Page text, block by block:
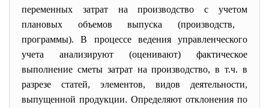
переменных затрат напроизводство сучетом
плановых объемов выпуска (производств,
программы). В процессе ведения управленческого
учета анализируют (оценивают) фактическое
выполнение сметы затрат напроизводство, в т.ч. в
разрезе статей, элементов, видов деятельности,
выпущенной продукции. Определяют отклонения по